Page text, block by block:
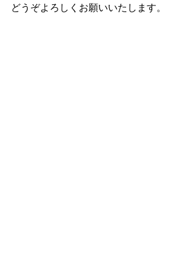
どうぞよろしくお願いいたします。